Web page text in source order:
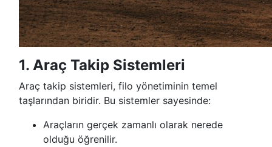
1. Araç Takip Sistemleri
Araç takip sistemleri, filo yönetiminin temel
taşlarından biridir. Bu sistemler sayesinde:
Araçların gerçek zamanlı olarak nerede
olduğu öğrenilir.